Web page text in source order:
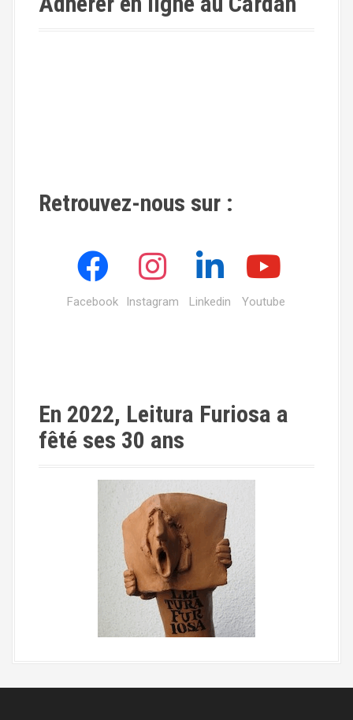
Retrouvez-nous sur :
Facebook Instagram Linkedin Youtube
En 2022, Leitura Furiosa a
fêté ses 30 ans